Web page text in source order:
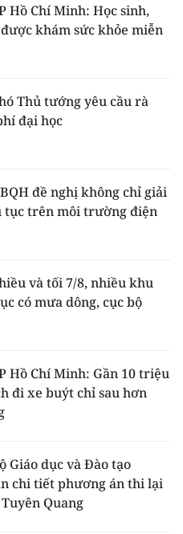
Hồ Chí Minh: Học sinh,
khám sức khỏe miễn
Thủ tướng yêu cầu rà
đại học
đề nghị không chỉ giải
tục trên môi trường điện
và tối 7/8, nhiều khu
có mưa dông, cục bộ
Hồ Chí Minh: Gần 10 triệu
đi xe buýt chỉ sau hơn
Giáo dục và Đào tạo
chi tiết phương án thi lại
Quang